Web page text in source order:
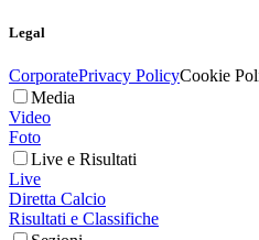
Legal
CorporatePrivacy PolicyCookie
Media
Video
Foto
Live e Risultati
Live
Diretta Calcio
Risultati e Classifiche